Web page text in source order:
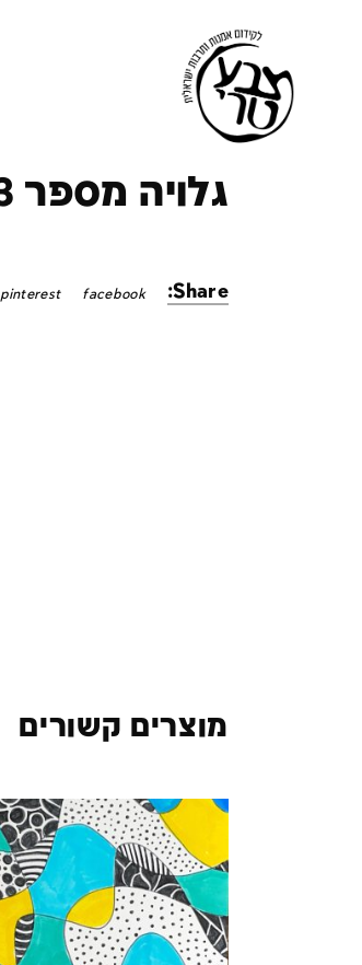
גלויה מספר 293
Share:
facebook
pinterest
מוצרים קשורים